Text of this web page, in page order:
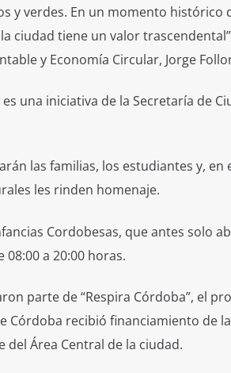
y verdes. En un momento histórico
ciudad tiene un valor
y Economía Circular, Jorge
una iniciativa de la Secretaría de
las familias, los estudiantes y,
les rinden homenaje.
Cordobesas, que antes solo
08:00 a 20:00 horas.
parte de “Respira Córdoba”, el
Córdoba recibió financiamiento de
del Área Central de la ciudad.